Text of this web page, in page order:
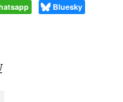
Bluesky